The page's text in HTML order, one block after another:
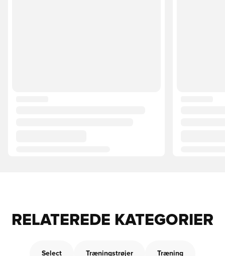
RELATEREDE KATEGORIER
Select Træningstrøjer Træning